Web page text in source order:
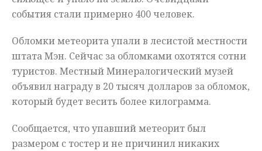
события стали примерно 400 человек.
Обломки метеорита упали в лесистой местности
штата Мэн. Сейчас за обломками охотятся сотни
туристов. Местный Минералогический музей
объявил награду в 20 тысяч долларов за обломок,
который будет весить более килограмма.
Сообщается, что упавший метеорит был
размером с тостер и не причинил никаких